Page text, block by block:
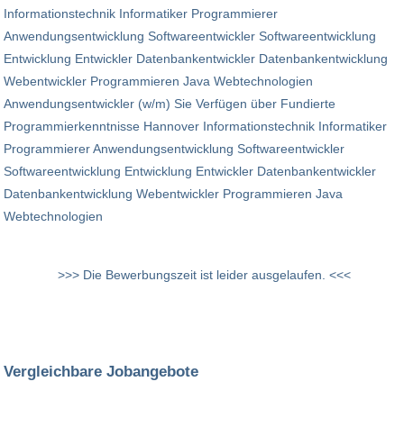
Informationstechnik Informatiker Programmierer
Anwendungsentwicklung Softwareentwickler Softwareentwicklung
Entwicklung Entwickler Datenbankentwickler Datenbankentwicklung
Webentwickler Programmieren Java Webtechnologien
Anwendungsentwickler (w/m) Sie Verfügen über Fundierte
Programmierkenntnisse Hannover Informationstechnik Informatiker
Programmierer Anwendungsentwicklung Softwareentwickler
Softwareentwicklung Entwicklung Entwickler Datenbankentwickler
Datenbankentwicklung Webentwickler Programmieren Java
Webtechnologien
>>> Die Bewerbungszeit ist leider ausgelaufen. <<<
Vergleichbare Jobangebote